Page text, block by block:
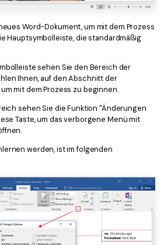
Word-Dokument, um mit dem Prozess
Hauptsymbolleiste, die standardmäßig
sehen Sie den Bereich der
Ihnen, auf den Abschnitt der
mit dem Prozess zu beginnen.
sehen Sie die Funktion "Änderungen
Taste, um das verborgene Menü mit
werden, ist im folgenden